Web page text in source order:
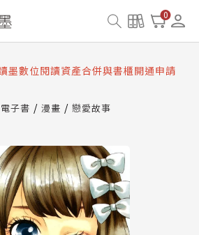
0
店服務升級重要說明及資產合併結果
讀墨系統維護中，本站同步暫
墨數位閱讀資產合併與書櫃開通申請
墨 3 分鐘完成書櫃開通與資產合併申
店服務升級重要說明及資產合併結果
讀墨系統維護中，本站同步暫
電子書 漫畫
戀愛故事